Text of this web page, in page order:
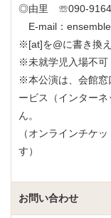
◎由里 ☏090-
E-mail：
※[at]を@に書き換
※未就学児入場不可
※本公演は、会館窓
ービス（インター
ん。
（オンラインチケ
す）
お問い合わせ